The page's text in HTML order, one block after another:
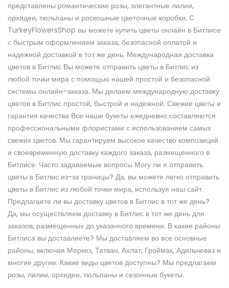
представлены романтические розы, элегантные лилии,
орхидеи, тюльпаны и роскошные цветочные коробки. С
TurkeyFlowersShop вы можете купить цветы онлайн в Битлисе
с быстрым оформлением заказа, безопасной оплатой и
надежной доставкой в тот же день. Международная доставка
цветов в Битлис Вы можете отправить цветы в Битлис из
любой точки мира с помощью нашей простой и безопасной
системы онлайн-заказа. Мы делаем международную доставку
цветов в Битлис простой, быстрой и надежной. Свежие цветы и
гарантия качества Все наши букеты ежедневно составляются
профессиональными флористами с использованием самых
свежих цветов. Мы гарантируем высокое качество композиций
и своевременную доставку каждого заказа, размещенного в
Битлисе. Часто задаваемые вопросы Могу ли я отправить
цветы в Битлис из-за границы? Да, вы можете легко отправить
цветы в Битлис из любой точки мира, используя наш сайт.
Предлагаете ли вы доставку цветов в Битлис в тот же день?
Да, мы осуществляем доставку в Битлис в тот же день для
заказов, размещенных до указанного времени. В какие районы
Битлиса вы доставляете? Мы доставляем во все основные
районы, включая Меркез, Татван, Ахлат, Гроймак, Адильчеваз и
многие другие. Какие виды цветов доступны? Мы предлагаем
розы, лилии, орхидеи, тюльпаны и сезонные букеты.